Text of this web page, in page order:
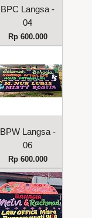
BPC Langsa -
04
Harga
Rp 600.000
BPW Langsa -
06
Harga
Rp 600.000